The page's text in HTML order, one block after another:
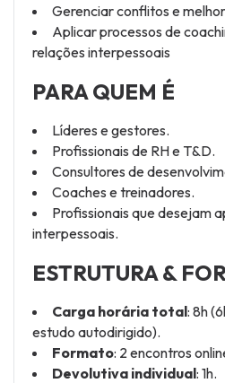
Gerenciar conflitos e
Aplicar processos de
relações interpessoais
PARA QUEM É
Líderes e gestores.
Profissionais de RH e T&D.
Consultores de
Coaches e treinadores.
Profissionais que desejam
interpessoais.
ESTRUTURA &
Carga horária total: 8h
estudo autodirigido).
Formato: 2 encontros
Devolutiva individual: 1h.